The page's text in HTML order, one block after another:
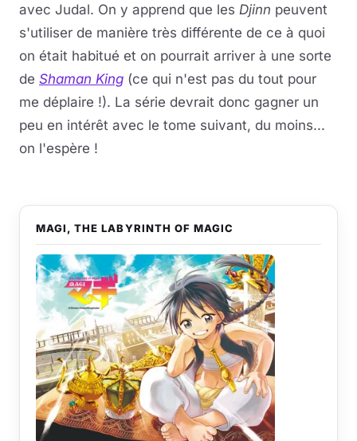
avec Judal. On y apprend que les Djinn peuvent
s'utiliser de manière très différente de ce à quoi
on était habitué et on pourrait arriver à une sorte
de Shaman King (ce qui n'est pas du tout pour
me déplaire !). La série devrait donc gagner un
peu en intérêt avec le tome suivant, du moins...
on l'espère !
MAGI, THE LABYRINTH OF MAGIC